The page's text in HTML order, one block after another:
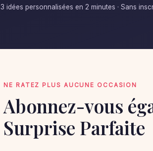
3 idées personnalisées en 2 minutes · Sans
NE RATEZ PLUS AUCUNE OCCASION
Abonnez-vous
Surprise Parfaite